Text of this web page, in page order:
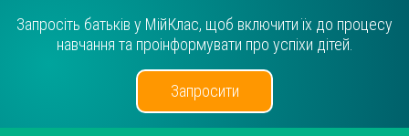
Запросіть батьків у МійКлас, щоб включити їх до процесу
навчання та проінформувати про успіхи дітей.
Запросити